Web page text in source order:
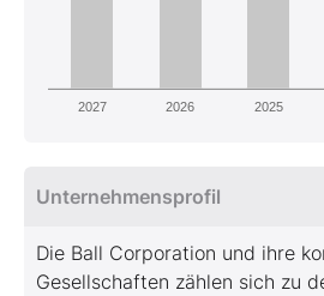
2027 2026 2025
Unternehmensprofil
Die Ball Corporation und ihre
Gesellschaften zählen sich zu